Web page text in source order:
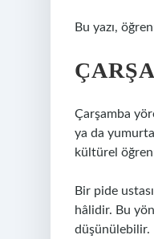
Bu yazı,
Çarşamba
ya da
kültürel
Bir pide
hâlidir. Bu
düşünülebilir.